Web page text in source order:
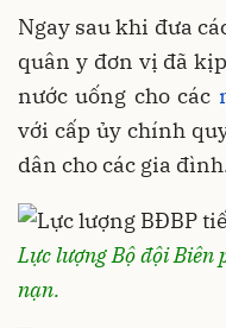
Ngay sau khi đưa
quân y đơn vị đã
nước uống cho các
với cấp ủy chính
dân cho các gia
Lực lượng Bộ đội
nạn.